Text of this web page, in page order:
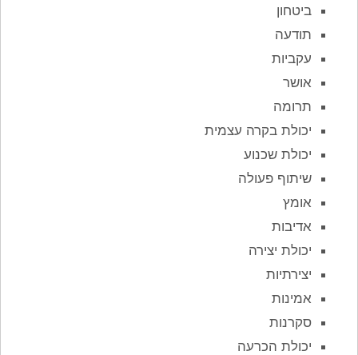
ביטחון
תודעה
עקביות
אושר
תרומה
יכולת בקרה עצמית
יכולת שכנוע
שיתוף פעולה
אומץ
אדיבות
יכולת יצירה
יצירתיות
אמינות
סקרנות
יכולת הכרעה